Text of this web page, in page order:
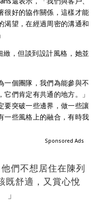
很好的協作關係，這樣才能
渴望，在經過周密的溝通和
，但談到設計風格，她並
一個團隊，我們為能參與不
們肯定有共通的地方。」
要突破一些邊界，做一些讓
一些風格上的融合，有時我
Sponsored Ads
們不想居住在陳列
既舒適，又賞心悅
」